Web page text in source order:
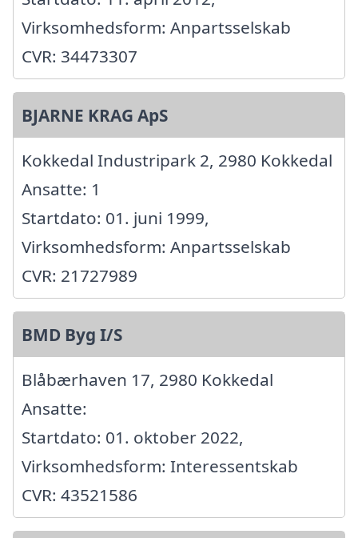
Virksomhedsform: Anpartsselskab
CVR: 34473307
BJARNE KRAG ApS
Kokkedal Industripark 2, 2980 Kokkedal
Ansatte: 1
Startdato: 01. juni 1999,
Virksomhedsform: Anpartsselskab
CVR: 21727989
BMD Byg I/S
Blåbærhaven 17, 2980 Kokkedal
Ansatte:
Startdato: 01. oktober 2022,
Virksomhedsform: Interessentskab
CVR: 43521586